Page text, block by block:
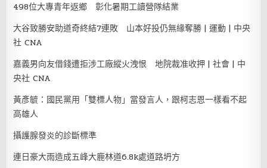
498位大專青年返鄉 彰化暑期工讀營隊結業
大谷致勝安助道奇終結7連敗 山本好投仍無緣奪勝 | 運動 | 中央
社 CNA
嘉義男向友借錢遭拒涉工廠縱火洩恨 地院裁准收押 | 社會 | 中
央社 CNA
黃彥毓：國民黨用「雙標人物」當發言人，跟柯志恩一樣看不起
高雄人
攝護腺發炎的診斷標準
連日豪大雨造成五峰大鹿林道6.8k處道路坍方